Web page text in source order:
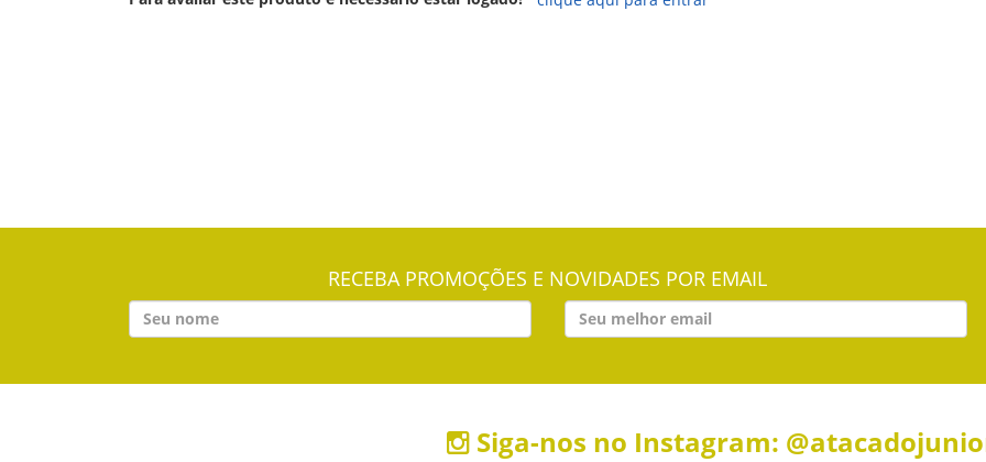
RECEBA PROMOÇÕES E NOVIDADES POR EMAIL
Siga-nos no Instagram: